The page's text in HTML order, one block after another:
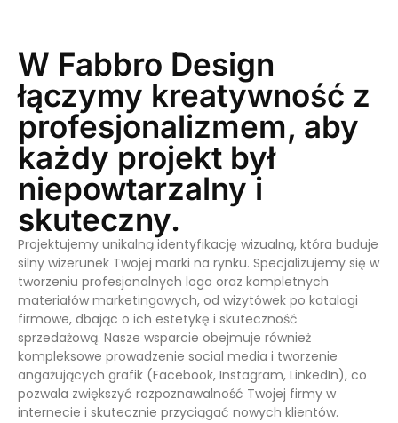
W Fabbro Design
łączymy kreatywność z
profesjonalizmem, aby
każdy projekt był
niepowtarzalny i
skuteczny.
Projektujemy unikalną identyfikację wizualną, która buduje
silny wizerunek Twojej marki na rynku. Specjalizujemy się w
tworzeniu profesjonalnych logo oraz kompletnych
materiałów marketingowych, od wizytówek po katalogi
firmowe, dbając o ich estetykę i skuteczność
sprzedażową. Nasze wsparcie obejmuje również
kompleksowe prowadzenie social media i tworzenie
angażujących grafik (Facebook, Instagram, LinkedIn), co
pozwala zwiększyć rozpoznawalność Twojej firmy w
internecie i skutecznie przyciągać nowych klientów.